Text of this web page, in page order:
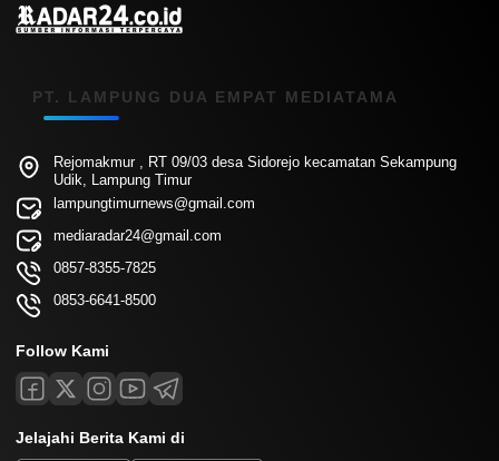
PT. LAMPUNG DUA EMPAT MEDIATAMA
Rejomakmur , RT 09/03 desa Sidorejo kecamatan Sekampung
Udik, Lampung Timur
lampungtimurnews@gmail.com
mediaradar24@gmail.com
0857-8355-7825
0853-6641-8500
Follow Kami
Jelajahi Berita Kami di